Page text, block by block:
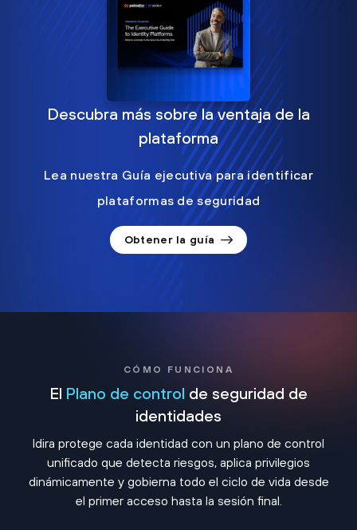
Descubra más sobre la ventaja de la
plataforma
Lea nuestra Guía ejecutiva para identificar
plataformas de seguridad
Obtener la guía
CÓMO FUNCIONA
El Plano de control de seguridad de
identidades
Idira protege cada identidad con un plano de control
unificado que detecta riesgos, aplica privilegios
dinámicamente y gobierna todo el ciclo de vida desde
el primer acceso hasta la sesión final.